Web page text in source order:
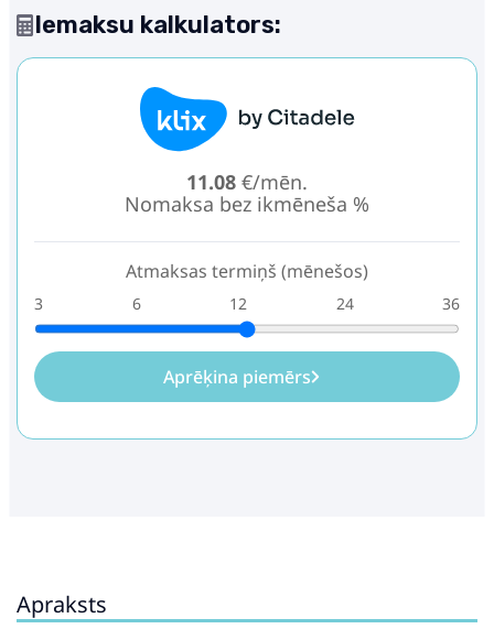
Iemaksu kalkulators:
11.08 €/mēn.
Nomaksa bez ikmēneša %
Atmaksas termiņš (mēnešos)
3 6 12 24 36
Aprēķina piemērs
Apraksts